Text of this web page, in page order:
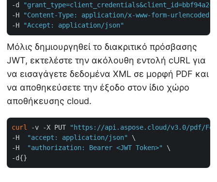
-d
"grant_type=client_credentials&client_id=bbf94a2c-
-H
"Content-Type: application/x-www-form-urlencoded"
-H
"Accept: application/json"
Μόλις δημιουργηθεί το διακριτικό πρόσβασης
JWT, εκτελέστε την ακόλουθη εντολή cURL για
να εισαγάγετε δεδομένα XML σε μορφή PDF και
να αποθηκεύσετε την έξοδο στον ίδιο χώρο
αποθήκευσης cloud.
curl -v -X PUT
"https://api.aspose.cloud/v3.0/pdf/
-H
"accept: application/json"
\
-H
"authorization: Bearer <JWT Token>"
\